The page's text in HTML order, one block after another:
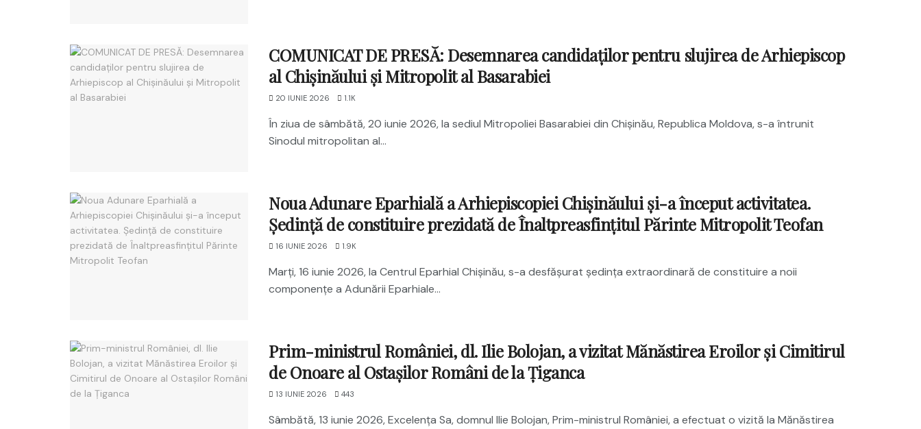
COMUNICAT DE PRESĂ: Desemnarea candidaţilor pentru slujirea de Arhiepiscop
al Chişinăului şi Mitropolit al Basarabiei
20 IUNIE 2026 1.1K
În ziua de sâmbătă, 20 iunie 2026, la sediul Mitropoliei Basarabiei din Chişinău, Republica Moldova, s-a întrunit
Sinodul mitropolitan al...
Noua Adunare Eparhială a Arhiepiscopiei Chișinăului și-a început activitatea.
Ședință de constituire prezidată de Înaltpreasfințitul Părinte Mitropolit Teofan
16 IUNIE 2026 1.9K
Marți, 16 iunie 2026, la Centrul Eparhial Chișinău, s-a desfășurat ședința extraordinară de constituire a noii
componențe a Adunării Eparhiale...
Prim-ministrul României, dl. Ilie Bolojan, a vizitat Mănăstirea Eroilor și Cimitirul
de Onoare al Ostașilor Români de la Țiganca
13 IUNIE 2026 443
Sâmbătă, 13 iunie 2026, Excelența Sa, domnul Ilie Bolojan, Prim-ministrul României, a efectuat o vizită la Mănăstirea